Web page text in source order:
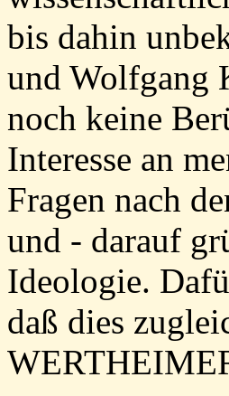
bis dahin
und Wolfgang
noch keine
Interesse an
Fragen nach
und - darauf
Ideologie.
daß dies